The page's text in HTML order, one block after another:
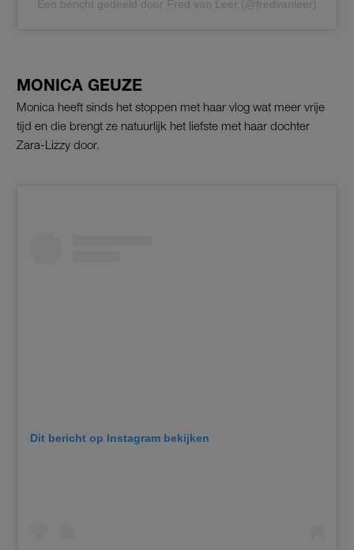
Een bericht gedeeld door Fred van Leer (@fredvanleer)
MONICA GEUZE
Monica heeft sinds het stoppen met haar vlog wat meer vrije
tijd en die brengt ze natuurlijk het liefste met haar dochter
Zara-Lizzy door.
Dit bericht op Instagram bekijken